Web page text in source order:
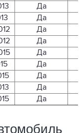
Да
Да
Да
Да
Да
Да
Да
Да
Да